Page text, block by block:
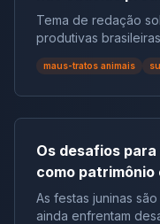
redação
Tema de redação
produtivas
repertórios,
maus-tratos animais
Os desafios
como patrimônio
redação
As festas juninas
ainda enfrentam